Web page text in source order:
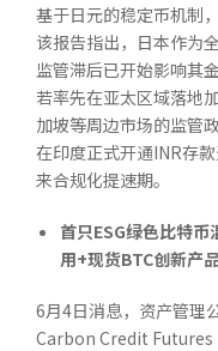
基于日元的稳定币机制
该报告指出，日本作为
监管滞后已开始影响其
若率先在亚太区域落地
加坡等周边市场的监管
在印度正式开通INR存
来合规化提速期。
首只ESG绿色比特币
用+现货BTC创新产
6月4日消息，资产管理
Carbon Credit Futures